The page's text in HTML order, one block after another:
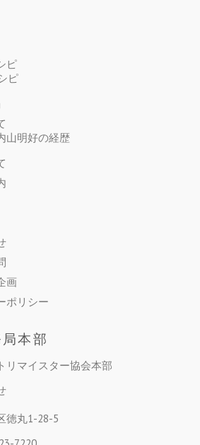
ピ
ピ
山明好の経歴
画
ポリシー
本部
リマイスター協会本部
徳丸1-28-5